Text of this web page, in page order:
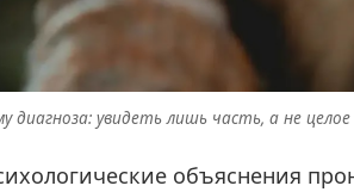
диагноза: увидеть лишь часть, а не целое
объяснения